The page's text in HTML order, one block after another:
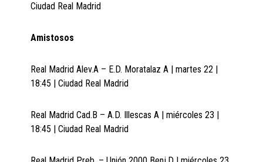
Ciudad Real Madrid
Amistosos
Real Madrid Alev.A – E.D. Moratalaz A | martes 22 |
18:45 | Ciudad Real Madrid
Real Madrid Cad.B – A.D. Illescas A | miércoles 23 |
18:45 | Ciudad Real Madrid